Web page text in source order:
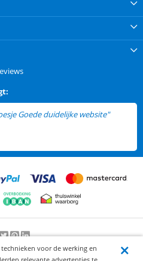
Goede duidelijke website"
9.2/10-25000beoordelingen
voor de werking en